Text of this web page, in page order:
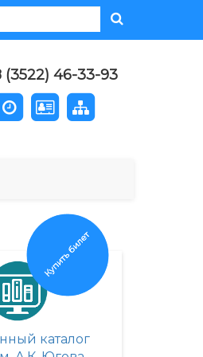
Купить билет
(3522) 46-33-93
каталог